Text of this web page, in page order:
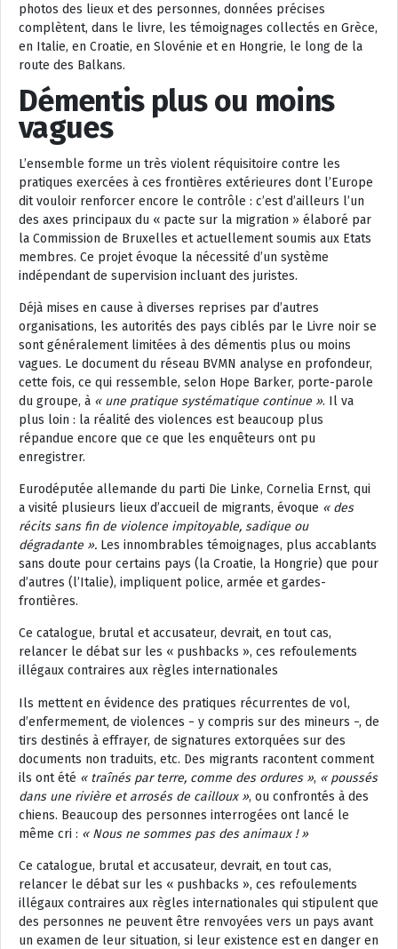
photos des lieux et des personnes, données précises
complètent, dans le livre, les témoignages collectés en Grèce,
en Italie, en Croatie, en Slovénie et en Hongrie, le long de la
route des Balkans.
Démentis plus ou moins
vagues
L’ensemble forme un très violent réquisitoire contre les
pratiques exercées à ces frontières extérieures dont l’Europe
dit vouloir renforcer encore le contrôle : c’est d’ailleurs l’un
des axes principaux du « pacte sur la migration » élaboré par
la Commission de Bruxelles et actuellement soumis aux Etats
membres. Ce projet évoque la nécessité d’un système
indépendant de supervision incluant des juristes.
Déjà mises en cause à diverses reprises par d’autres
organisations, les autorités des pays ciblés par le Livre noir se
sont généralement limitées à des démentis plus ou moins
vagues. Le document du réseau BVMN analyse en profondeur,
cette fois, ce qui ressemble, selon Hope Barker, porte-parole
du groupe, à « une pratique systématique continue ». Il va
plus loin : la réalité des violences est beaucoup plus
répandue encore que ce que les enquêteurs ont pu
enregistrer.
Eurodéputée allemande du parti Die Linke, Cornelia Ernst, qui
a visité plusieurs lieux d’accueil de migrants, évoque « des
récits sans fin de violence impitoyable, sadique ou
dégradante ». Les innombrables témoignages, plus accablants
sans doute pour certains pays (la Croatie, la Hongrie) que pour
d’autres (l’Italie), impliquent police, armée et gardes-
frontières.
Ce catalogue, brutal et accusateur, devrait, en tout cas,
relancer le débat sur les « pushbacks », ces refoulements
illégaux contraires aux règles internationales
Ils mettent en évidence des pratiques récurrentes de vol,
d’enfermement, de violences − y compris sur des mineurs −, de
tirs destinés à effrayer, de signatures extorquées sur des
documents non traduits, etc. Des migrants racontent comment
ils ont été « traînés par terre, comme des ordures », « poussés
dans une rivière et arrosés de cailloux », ou confrontés à des
chiens. Beaucoup des personnes interrogées ont lancé le
même cri : « Nous ne sommes pas des animaux ! »
Ce catalogue, brutal et accusateur, devrait, en tout cas,
relancer le débat sur les « pushbacks », ces refoulements
illégaux contraires aux règles internationales qui stipulent que
des personnes ne peuvent être renvoyées vers un pays avant
un examen de leur situation, si leur existence est en danger en